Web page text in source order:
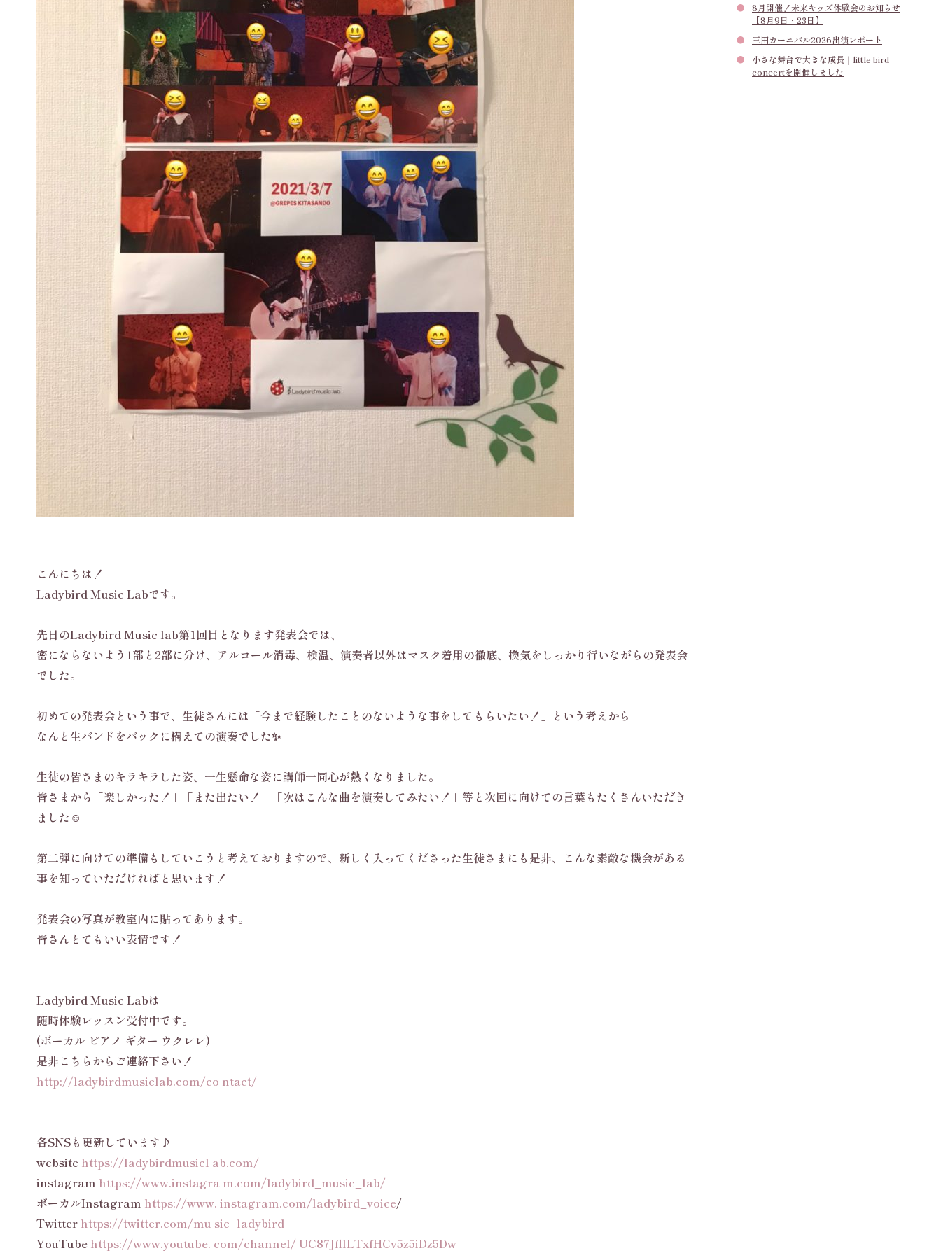
こんにちは！
Ladybird Music Labです。
先日のLadybird Music lab第1回目となります発表会では、
密にならないよう1部と2部に分け、アルコール消毒、検温、演奏者以外はマスク着用の徹底、換気をしっかり行いながらの発表会
でした。
初めての発表会という事で、生徒さんには「今まで経験したことのないような事をしてもらいたい！」という考えから
なんと生バンドをバックに構えての演奏でした✨
生徒の皆さまのキラキラした姿、一生懸命な姿に講師一同心が熱くなりました。
皆さまから「楽しかった！」「また出たい！」「次はこんな曲を演奏してみたい！」等と次回に向けての言葉もたくさんいただき
ました☺️
第二弾に向けての準備もしていこうと考えておりますので、新しく入ってくださった生徒さまにも是非、こんな素敵な機会がある
事を知っていただければと思います！
発表会の写真が教室内に貼ってあります。
皆さんとてもいい表情です！
Ladybird Music Labは
随時体験レッスン受付中です。
(ボーカル ピアノ ギター ウクレレ)
是非こちらからご連絡下さい！
http://ladybirdmusiclab.com/co ntact/
各SNSも更新しています♪
website https://ladybirdmusicl ab.com/
instagram https://www.instagra m.com/ladybird_music_lab/
ボーカルInstagram https://www. instagram.com/ladybird_voice/
Twitter https://twitter.com/mu sic_ladybird
YouTube https://www.youtube. com/channel/ UC87JfllLTxfHCv5z5iDz5Dw
8月開催！未来キッズ体験会のお知らせ
【8月9日・23日】
三田カーニバル2026出演レポート
小さな舞台で大きな成長｜little bird
concertを開催しました